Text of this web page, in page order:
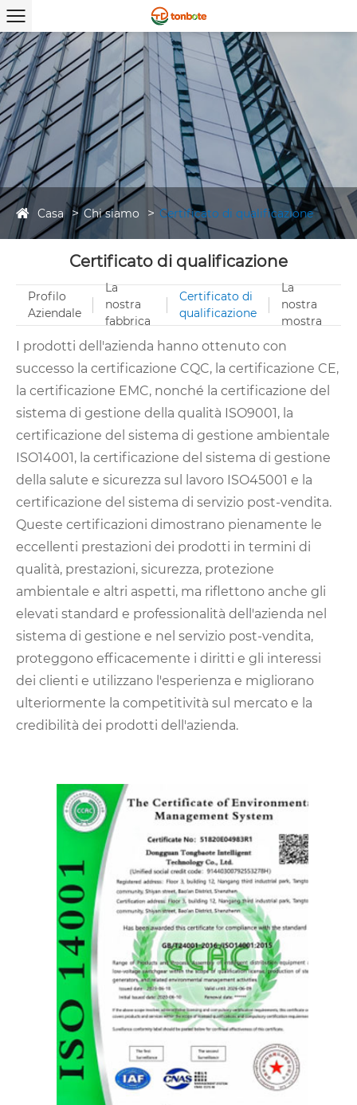
Casa Chi siamo Certificato di qualificazione
Certificato di qualificazione
Profilo
Aziendale
La
nostra
fabbrica
Certificato di
qualificazione
La
nostra
mostra
I prodotti dell'azienda hanno ottenuto con
successo la certificazione CQC, la certificazione CE,
la certificazione EMC, nonché la certificazione del
sistema di gestione della qualità ISO9001, la
certificazione del sistema di gestione ambientale
ISO14001, la certificazione del sistema di gestione
della salute e sicurezza sul lavoro ISO45001 e la
certificazione del sistema di servizio post-vendita.
Queste certificazioni dimostrano pienamente le
eccellenti prestazioni dei prodotti in termini di
qualità, prestazioni, sicurezza, protezione
ambientale e altri aspetti, ma riflettono anche gli
elevati standard e professionalità dell'azienda nel
sistema di gestione e nel servizio post-vendita,
proteggono efficacemente i diritti e gli interessi
dei clienti e utilizzano l'esperienza e migliorano
ulteriormente la competitività sul mercato e la
credibilità dei prodotti dell'azienda.